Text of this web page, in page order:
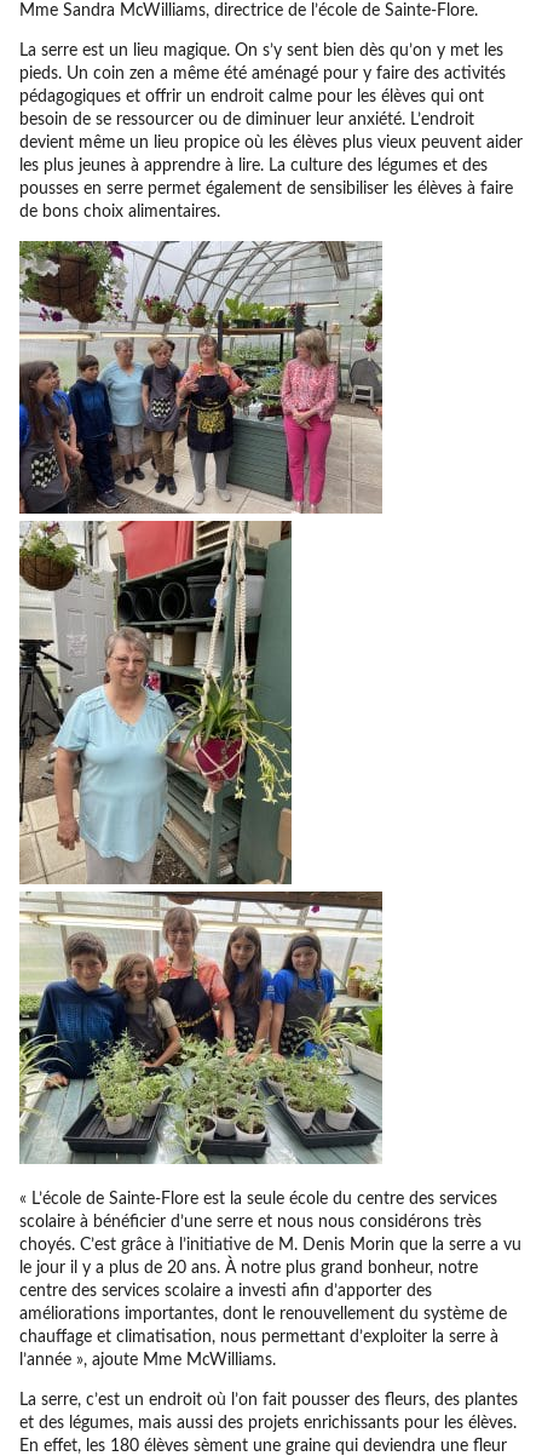
Mme Sandra McWilliams, directrice de l’école de Sainte-Flore.
La serre est un lieu magique. On s’y sent bien dès qu’on y met les
pieds. Un coin zen a même été aménagé pour y faire des activités
pédagogiques et offrir un endroit calme pour les élèves qui ont
besoin de se ressourcer ou de diminuer leur anxiété. L’endroit
devient même un lieu propice où les élèves plus vieux peuvent aider
les plus jeunes à apprendre à lire. La culture des légumes et des
pousses en serre permet également de sensibiliser les élèves à faire
de bons choix alimentaires.
« L’école de Sainte-Flore est la seule école du centre des services
scolaire à bénéficier d’une serre et nous nous considérons très
choyés. C’est grâce à l’initiative de M. Denis Morin que la serre a vu
le jour il y a plus de 20 ans. À notre plus grand bonheur, notre
centre des services scolaire a investi afin d’apporter des
améliorations importantes, dont le renouvellement du système de
chauffage et climatisation, nous permettant d’exploiter la serre à
l’année », ajoute Mme McWilliams.
La serre, c’est un endroit où l’on fait pousser des fleurs, des plantes
et des légumes, mais aussi des projets enrichissants pour les élèves.
En effet, les 180 élèves sèment une graine qui deviendra une fleur